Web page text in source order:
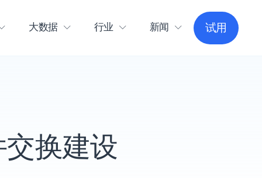
大数据 行业 新闻 试用
交换建设